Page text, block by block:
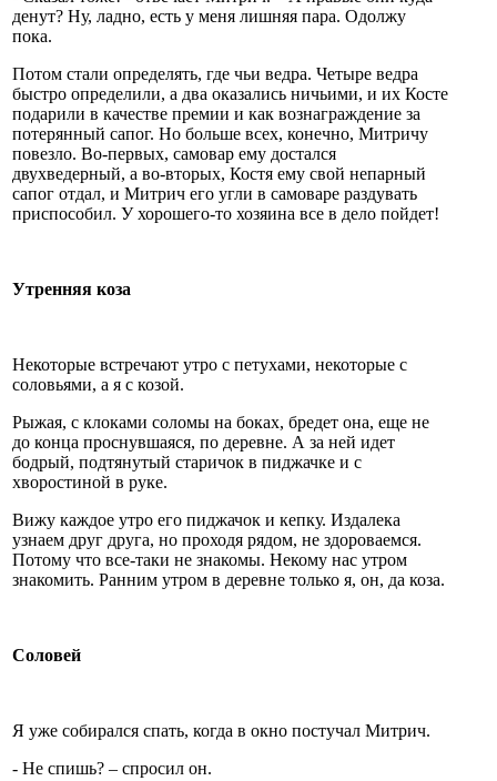
денут? Ну, ладно, есть у меня лишняя пара. Одолжу
пока.
Потом стали определять, где чьи ведра. Четыре ведра
быстро определили, а два оказались ничьими, и их Косте
подарили в качестве премии и как вознаграждение за
потерянный сапог. Но больше всех, конечно, Митричу
повезло. Во-первых, самовар ему достался
двухведерный, а во-вторых, Костя ему свой непарный
сапог отдал, и Митрич его угли в самоваре раздувать
приспособил. У хорошего-то хозяина все в дело пойдет!
Утренняя коза
Некоторые встречают утро с петухами, некоторые с
соловьями, а я с козой.
Рыжая, с клоками соломы на боках, бредет она, еще не
до конца проснувшаяся, по деревне. А за ней идет
бодрый, подтянутый старичок в пиджачке и с
хворостиной в руке.
Вижу каждое утро его пиджачок и кепку. Издалека
узнаем друг друга, но проходя рядом, не здороваемся.
Потому что все-таки не знакомы. Некому нас утром
знакомить. Ранним утром в деревне только я, он, да коза.
Соловей
Я уже собирался спать, когда в окно постучал Митрич.
- Не спишь? – спросил он.